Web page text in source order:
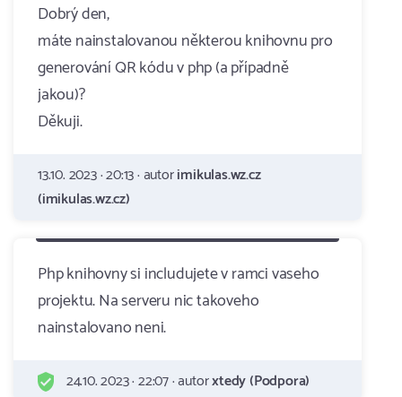
Dobrý den,
máte nainstalovanou některou knihovnu pro
generování QR kódu v php (a případně
jakou)?
Děkuji.
13.10. 2023 · 20:13 · autorimikulas.wz.cz
(imikulas.wz.cz)
Php knihovny si includujete v ramci vaseho
projektu. Na serveru nic takoveho
nainstalovano neni.
24.10. 2023 · 22:07 · autorxtedy (Podpora)